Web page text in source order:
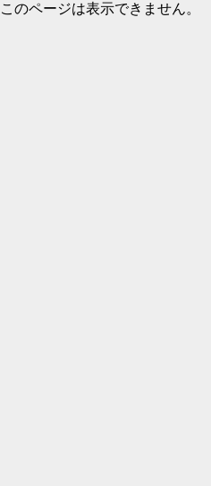
このページは表示できません。